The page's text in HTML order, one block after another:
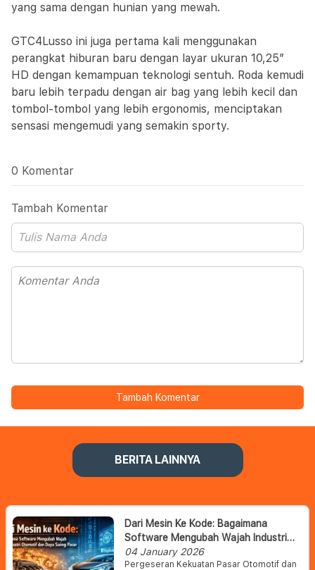
yang sama dengan hunian yang mewah.
GTC4Lusso ini juga pertama kali menggunakan
perangkat hiburan baru dengan layar ukuran 10,25”
HD dengan kemampuan teknologi sentuh. Roda kemudi
baru lebih terpadu dengan air bag yang lebih kecil dan
tombol-tombol yang lebih ergonomis, menciptakan
sensasi mengemudi yang semakin sporty.
0 Komentar
Tambah Komentar
Tambah Komentar
BERITA LAINNYA
Dari Mesin Ke Kode: Bagaimana
Software Mengubah Wajah Industri
Otomotif Dan Daya Saing Pasar
04 January 2026
Pergeseran Kekuatan Pasar Otomotif dan